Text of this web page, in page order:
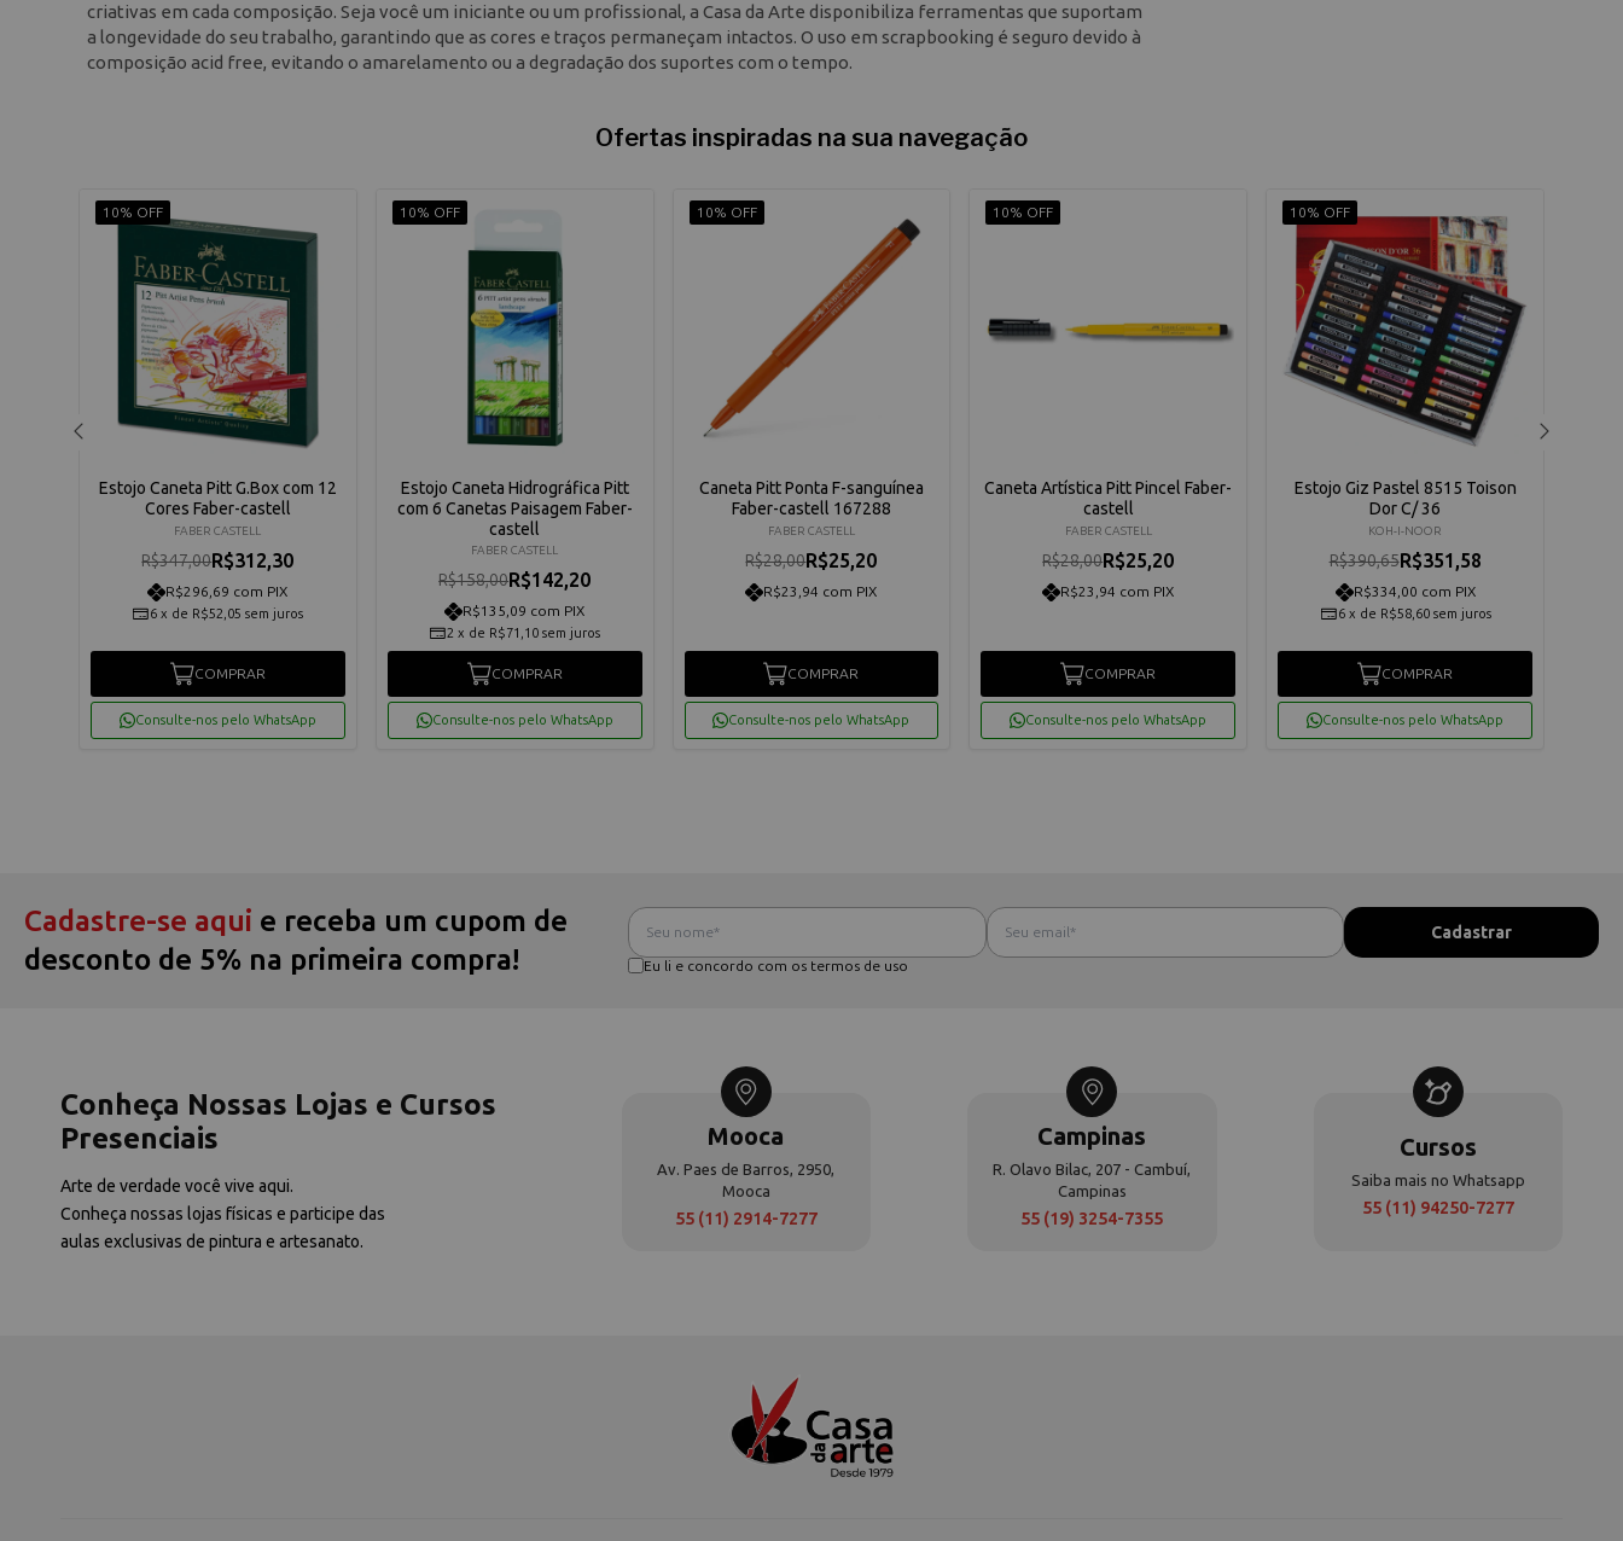
criativas em cada composição. Seja você um iniciante ou um profissional, a Casa da Arte disponibiliza ferramentas que suportam
a longevidade do seu trabalho, garantindo que as cores e traços permaneçam intactos. O uso em scrapbooking é seguro devido à
composição acid free, evitando o amarelamento ou a degradação dos suportes com o tempo.
Ofertas inspiradas na sua navegação
10% OFF
Estojo Caneta Pitt G.Box com 12
Cores Faber-castell
FABER CASTELL
R$347,00R$312,30
R$296,69 com PIX
6 x de R$52,05 sem juros
COMPRAR
Consulte-nos pelo WhatsApp
10% OFF
Estojo Caneta Hidrográfica Pitt
com 6 Canetas Paisagem Faber-
castell
FABER CASTELL
R$158,00R$142,20
R$135,09 com PIX
2 x de R$71,10 sem juros
COMPRAR
Consulte-nos pelo WhatsApp
10% OFF
Caneta Pitt Ponta F-sanguínea
Faber-castell 167288
FABER CASTELL
R$28,00R$25,20
R$23,94 com PIX
COMPRAR
Consulte-nos pelo WhatsApp
10% OFF
Caneta Artística Pitt Pincel Faber-
castell
FABER CASTELL
R$28,00R$25,20
R$23,94 com PIX
COMPRAR
Consulte-nos pelo WhatsApp
10% OFF
Estojo Giz Pastel 8515 Toison
Dor C/ 36
KOH-I-NOOR
R$390,65R$351,58
R$334,00 com PIX
6 x de R$58,60 sem juros
COMPRAR
Consulte-nos pelo WhatsApp
Cadastre-se aqui e receba um cupom de
desconto de 5% na primeira compra!
Eu li e concordo com os termos de uso
Conheça Nossas Lojas e Cursos
Presenciais
Arte de verdade você vive aqui.
Conheça nossas lojas físicas e participe das
aulas exclusivas de pintura e artesanato.
Mooca
Av. Paes de Barros, 2950,
Mooca
55 (11) 2914-7277
Campinas
R. Olavo Bilac, 207 - Cambuí,
Campinas
55 (19) 3254-7355
Cursos
Saiba mais no Whatsapp
55 (11) 94250-7277